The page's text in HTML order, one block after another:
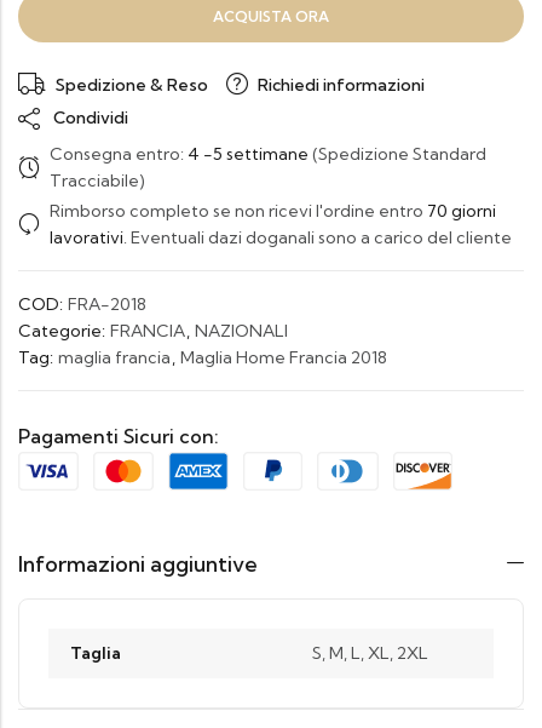
ACQUISTA ORA
Spedizione & Reso
Richiedi informazioni
Condividi
Consegna entro: 4 -5 settimane (Spedizione Standard
Tracciabile)
Rimborso completo se non ricevi l'ordine entro 70 giorni
lavorativi. Eventuali dazi doganali sono a carico del cliente
COD: FRA-2018
Categorie: FRANCIA, NAZIONALI
Tag: maglia francia, Maglia Home Francia 2018
Pagamenti Sicuri con:
Informazioni aggiuntive
Taglia S, M, L, XL, 2XL